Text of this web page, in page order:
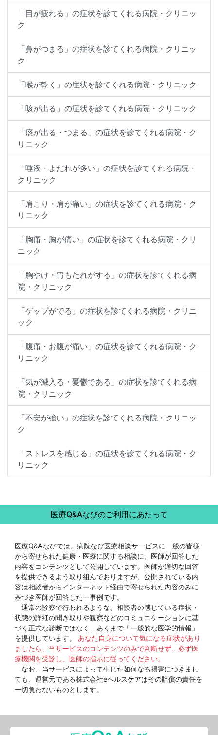
「目が疲れる」の症状を診てくれる病院・クリニッ
ク
「鼻がつまる」の症状を診てくれる病院・クリニッ
ク
「喉が乾く」の症状を診てくれる病院・クリニック
「咳が出る」の症状を診てくれる病院・クリニック
「痰が出る・つまる」の症状を診てくれる病院・ク
リニック
「唾液・よだれが多い」の症状を診てくれる病院・
クリニック
「肩こり・肩が痛い」の症状を診てくれる病院・ク
リニック
「胸痛・胸が痛い」の症状を診てくれる病院・クリ
ニック
「胸やけ・胃もたれがする」の症状を診てくれる病
院・クリニック
「ゲップがでる」の症状を診てくれる病院・クリニ
ック
「腹痛・お腹が痛い」の症状を診てくれる病院・ク
リニック
「気が滅入る・憂鬱である」の症状を診てくれる病
院・クリニック
「不安が強い」の症状を診てくれる病院・クリニッ
ク
「ストレスを感じる」の症状を診てくれる病院・ク
リニック
医療Q&Aなびのご利用にあたって
医療Q&Aなびでは、病院なび医療相談サービスに一般の皆様
から寄せられた健康・医療に関する相談に、医師が回答した
内容をコンテンツとして公開しています。医師が適切な回答
を提供できるよう取り組んでおりますが、公開されている内
容は相談者からインターネット経由で寄せられた内容のみに
基づき医師が回答した一事例です。
通常の診察で行われるような、相談者の感じている症状・
状態の詳細の聞き取りや観察などのコミュニケーションに基
づく正式な診断ではなく、あくまで「一般的な医学的情報」
を提供しています。 あなた自身について気になる症状があり
ましたら、当サービスのコンテンツのみで判断せず、必ず医
療機関を受診し、医師の指示に従ってください。
なお、当サービスによって生じた如何なる損害につきまし
ても、運営元である株式会社eヘルスケアはその賠償の責任を
一切負わないものとします。